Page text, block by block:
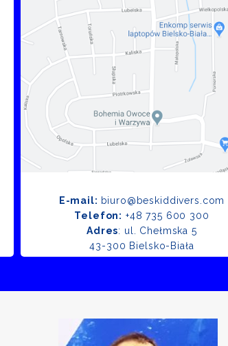
E-mail: biuro@beskiddivers.com
Telefon: +48 735 600 300
Adres: ul. Chełmska 5
43-300 Bielsko-Biała